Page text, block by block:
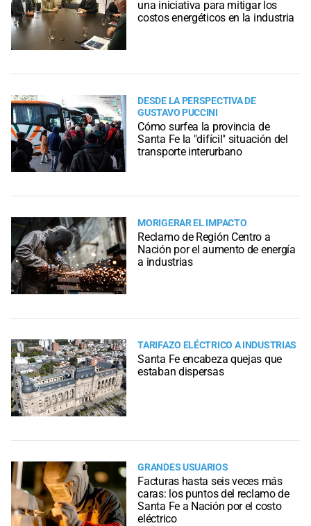
una iniciativa para mitigar los
costos energéticos en la industria
DESDE LA PERSPECTIVA DE
GUSTAVO PUCCINI
Cómo surfea la provincia de
Santa Fe la "difícil" situación del
transporte interurbano
MORIGERAR EL IMPACTO
Reclamo de Región Centro a
Nación por el aumento de energía
a industrias
TARIFAZO ELÉCTRICO A INDUSTRIAS
Santa Fe encabeza quejas que
estaban dispersas
GRANDES USUARIOS
Facturas hasta seis veces más
caras: los puntos del reclamo de
Santa Fe a Nación por el costo
eléctrico